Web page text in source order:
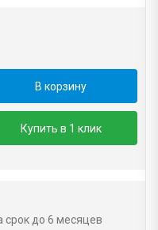
В корзину
Купить в 1 клик
срок до 6 месяцев